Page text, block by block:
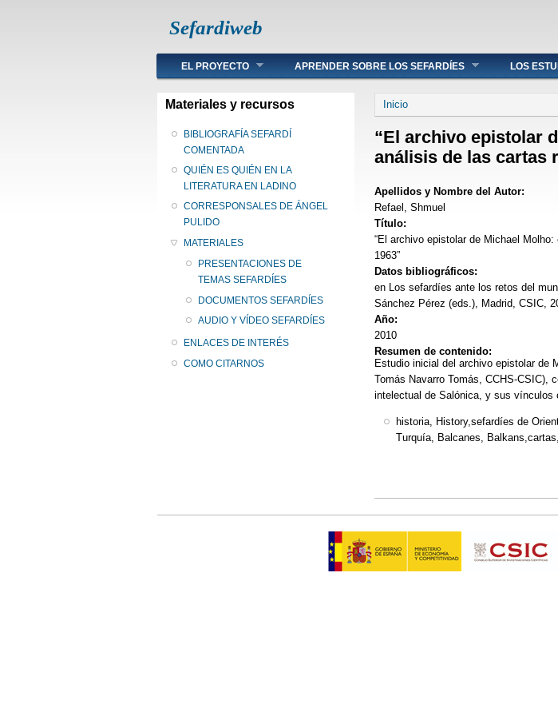
Sefardiweb
Main menu
EL PROYECTO APRENDER SOBRE LOS SEFARDÍES LOS
Materiales y recursos
BIBLIOGRAFÍA SEFARDÍ
COMENTADA
QUIÉN ES QUIÉN EN LA
LITERATURA EN LADINO
CORRESPONSALES DE ÁNGEL
PULIDO
MATERIALES
PRESENTACIONES DE
TEMAS SEFARDÍES
DOCUMENTOS SEFARDÍES
AUDIO Y VÍDEO SEFARDÍES
ENLACES DE INTERÉS
COMO CITARNOS
Se encuentra usted aquí
Inicio
“El archivo epistolar
análisis de las cartas
Apellidos y Nombre del Autor:
Refael, Shmuel
Título:
“El archivo epistolar de Michael
1963”
Datos bibliográficos:
en Los sefardíes ante los retos del
Sánchez Pérez (eds.), Madrid, CSIC,
Año:
2010
Resumen de contenido:
Estudio inicial del archivo epistolar de
Tomás Navarro Tomás, CCHS-CSIC),
intelectual de Salónica, y sus vínculos
historia, History,sefardíes de
Turquía, Balcanes,